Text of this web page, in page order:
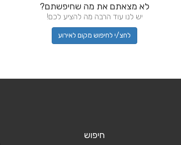
לא מצאתם את מה שחיפשתם?
יש לנו עוד הרבה מה להציע לכם!
לחצ/י לחיפוש מקום לאירוע
חיפוש